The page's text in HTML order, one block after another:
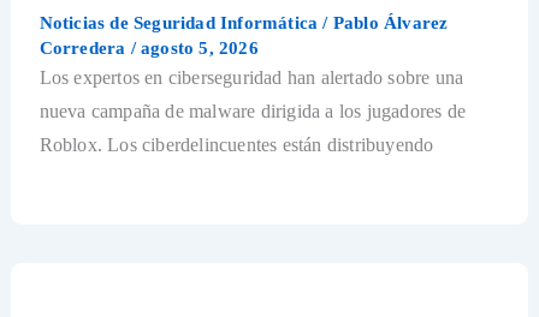
Noticias de Seguridad Informática / Pablo Álvarez
Corredera /agosto 5, 2026
Los expertos en ciberseguridad han alertado sobre una
nueva campaña de malware dirigida a los jugadores de
Roblox. Los ciberdelincuentes están distribuyendo